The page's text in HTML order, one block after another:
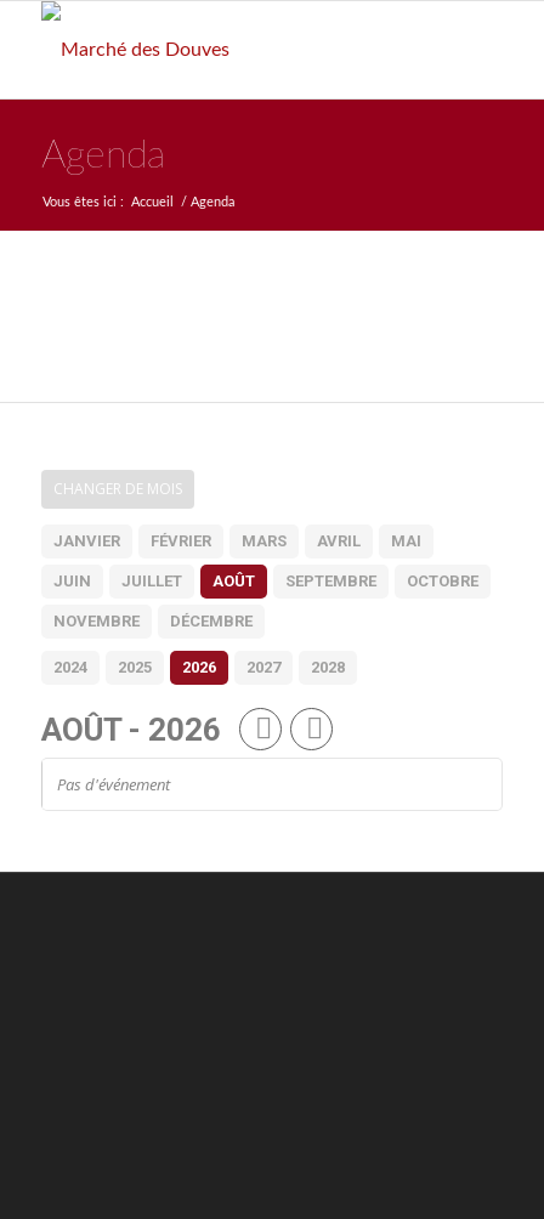
Agenda
Vous êtes ici : Accueil / Agenda
CHANGER DE MOIS
JANVIER FÉVRIER MARS AVRIL MAI
JUIN JUILLET AOÛT SEPTEMBRE OCTOBRE
NOVEMBRE DÉCEMBRE
2024 2025 2026 2027 2028
AOÛT - 2026
Pas d'événement